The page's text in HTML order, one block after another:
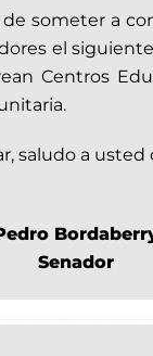
someter a
el
Centros
saludo a
Senador